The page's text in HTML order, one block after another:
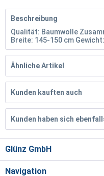
Beschreibung
Qualität: Baumwolle
Breite: 145-150 cm
Ähnliche Artikel
Kunden kauften auch
Kunden haben sich
Glünz GmbH
Navigation